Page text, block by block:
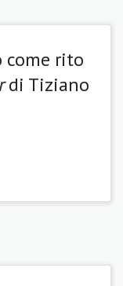
come rito
di Tiziano